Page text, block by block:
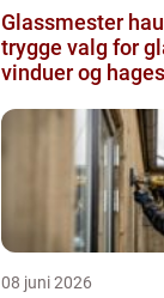
Glassmester
trygge valg for
vinduer og
08 juni 2026